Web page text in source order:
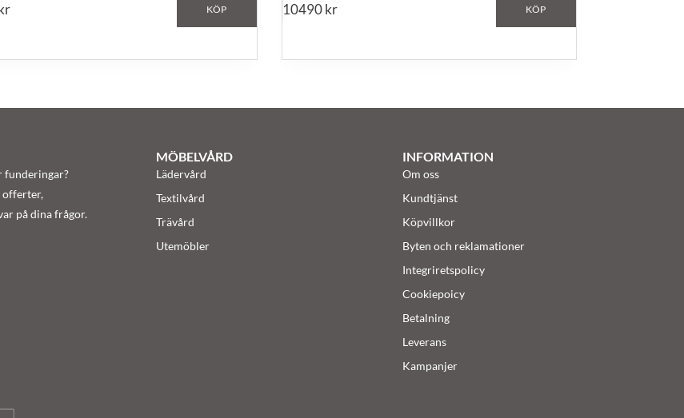
KÖP 10490kr KÖP
funderingar?
offerter,
på dina frågor.
MÖBELVÅRD
Lädervård
Textilvård
Trävård
Utemöbler
INFORMATION
Om oss
Kundtjänst
Köpvillkor
Byten och reklamationer
Integriretspolicy
Cookiepoicy
Betalning
Leverans
Kampanjer